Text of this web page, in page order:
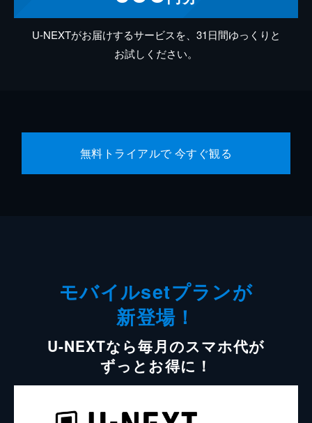
U-NEXTがお届けするサービスを、31日間ゆっくりと
お試しください。
無料トライアルで 今すぐ観る
モバイルsetプランが
新登場！
U-NEXTなら毎月のスマホ代が
ずっとお得に！